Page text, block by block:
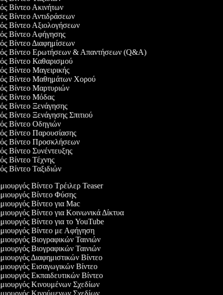
Βίντεο Ακινήτων
Βίντεο Αντιδράσεων
Βίντεο Αξιολογήσεων
Βίντεο Αφήγησης
Βίντεο Διαφημίσεων
Βίντεο Ερωτήσεων & Απαντήσεων (Q&A)
Βίντεο Καθαρισμού
Βίντεο Μαγειρικής
Βίντεο Μαθημάτων Χορού
Βίντεο Μαρτυριών
Βίντεο Μόδας
Βίντεο Ξενάγησης
Βίντεο Ξενάγησης Σπιτιού
Βίντεο Οδηγιών
Βίντεο Παρουσίασης
Βίντεο Προσκλήσεων
Βίντεο Συνέντευξης
Βίντεο Τέχνης
Βίντεο Ταξιδιών
Βίντεο Τρέιλερ Teaser
Βίντεο Φύσης
Βίντεο για Mac
Βίντεο για Κοινωνικά Δίκτυα
Βίντεο για το YouTube
Βίντεο με Αφήγηση
Βιογραφικών Ταινιών
Βιογραφικών Ταινιών
Διαφημιστικών Βίντεο
Εισαγωγικών Βίντεο
Εκπαιδευτικών Βίντεο
Κινουμένων Σχεδίων